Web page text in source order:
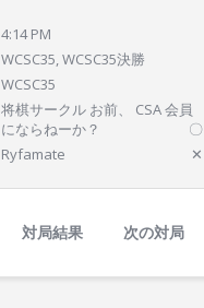
4:14 PM
WCSC35, WCSC35決勝
WCSC35
将棋サークル お前、 CSA 会員
にならねーか？
〇
Ryfamate
✕
対局結果 次の対局